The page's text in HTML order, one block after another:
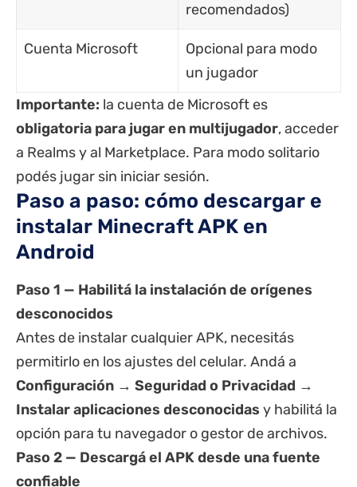
recomendados)
Cuenta Microsoft
Opcional para modo
un jugador
Importante: la cuenta de Microsoft es
obligatoria para jugar en multijugador, acceder
a Realms y al Marketplace. Para modo solitario
podés jugar sin iniciar sesión.
Paso a paso: cómo descargar e
instalar Minecraft APK en
Android
Paso 1 — Habilitá la instalación de orígenes
desconocidos
Antes de instalar cualquier APK, necesitás
permitirlo en los ajustes del celular. Andá a
Configuración → Seguridad o Privacidad →
Instalar aplicaciones desconocidas y habilitá la
opción para tu navegador o gestor de archivos.
Paso 2 — Descargá el APK desde una fuente
confiable